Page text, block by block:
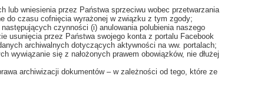
lub wniesienia przez Państwa sprzeciwu wobec przetwarzania
do czasu cofnięcia wyrażonej w związku z tym zgody;
czynności (i) anulowania polubienia naszego
usunięcia przez Państwa swojego konta z portalu Facebook
archiwalnych dotyczących aktywności na ww. portalach;
wywiązanie się z nałożonych prawem obowiązków, nie dłużej
archiwizacji dokumentów – w zależności od tego, które ze